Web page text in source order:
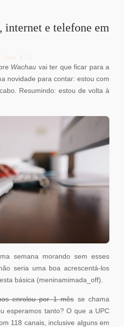
internet e telefone em
3 min
Wachau vai ter que ficar para a
novidade para contar: estou com
Resumindo: estou de volta à
semana morando sem esses
seria uma boa acrescentá-los
básica (meninamimada_off).
enrolou por 1 mêsse chama
esperamos tanto? O que a UPC
118 canais, inclusive alguns em